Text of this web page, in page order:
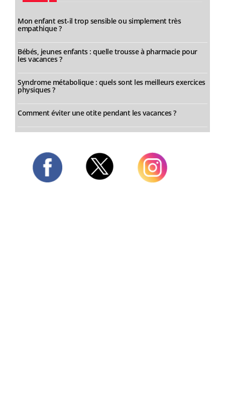
Mon enfant est-il trop sensible ou simplement très
empathique ?
Bébés, jeunes enfants : quelle trousse à pharmacie pour
les vacances ?
Syndrome métabolique : quels sont les meilleurs exercices
physiques ?
Comment éviter une otite pendant les vacances ?